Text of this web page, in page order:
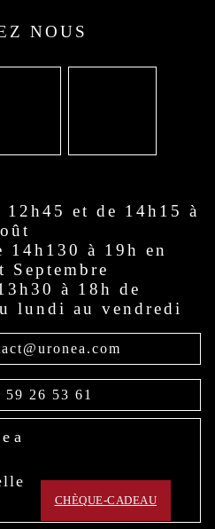
CHÈQUE-CADEAU
NOUS
12h45 et de 14h15 à
14h130 à 19h en
à 18h de
lundi au vendredi
26 53 61